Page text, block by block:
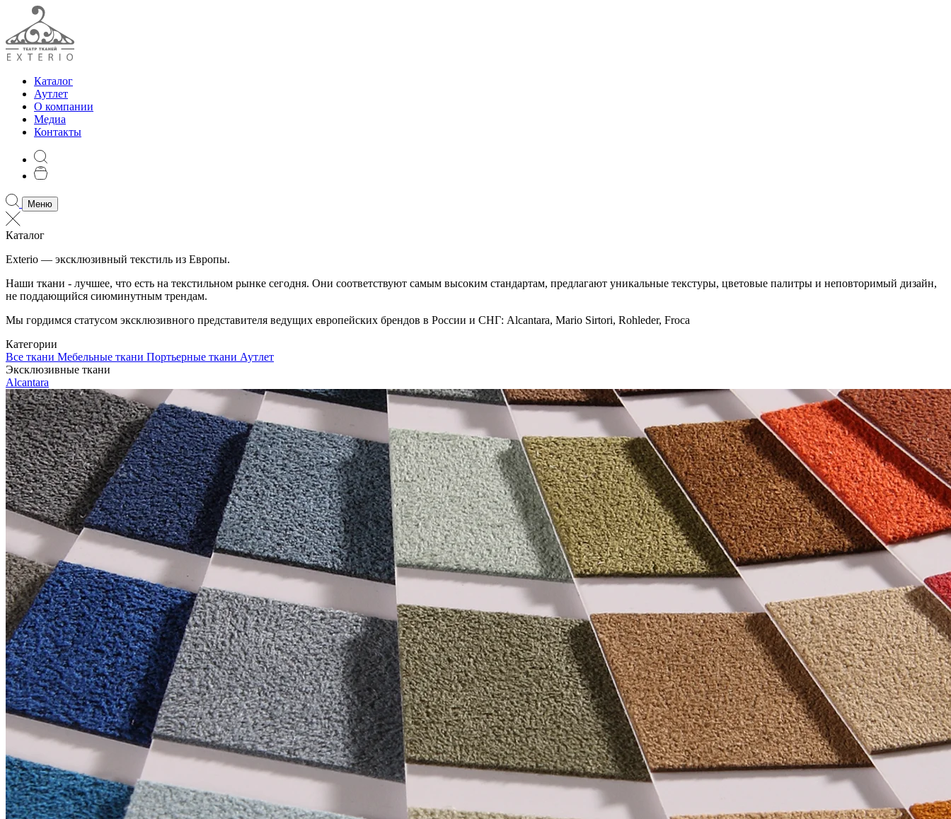
Каталог
Аутлет
О компании
Медиа
Контакты
Меню
Каталог
Exterio — эксклюзивный текстиль из Европы.
Наши ткани - лучшее, что есть на текстильном рынке сегодня. Они соответствуют самым высоким стандартам, предлагают уникальные текстуры, цветовые палитры и неповторимый дизайн,
не поддающийся сиюминутным трендам.
Мы гордимся статусом эксклюзивного представителя ведущих европейских брендов в России и СНГ: Alcantara, Mario Sirtori, Rohleder, Froca
Категории
Все ткани Мебельные ткани Портьерные ткани Аутлет
Эксклюзивные ткани
Alcantara